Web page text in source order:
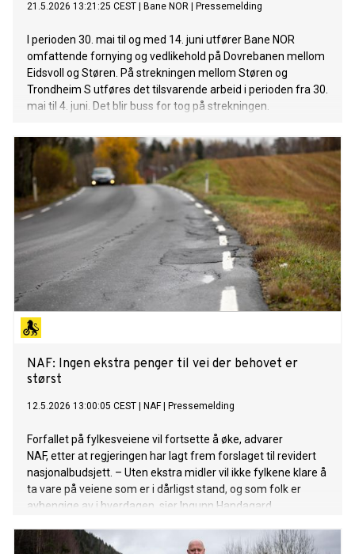
21.5.2026 13:21:25 CEST Bane NOR Pressemelding
I perioden 30. mai til og med 14. juni utfører Bane NOR
omfattende fornying og vedlikehold på Dovrebanen mellom
Eidsvoll og Støren. På strekningen mellom Støren og
Trondheim S utføres det tilsvarende arbeid i perioden fra 30.
mai til 4. juni. Det blir buss for tog på strekningen.
NAF: Ingen ekstra penger til vei der behovet er
størst
12.5.2026 13:00:05 CEST NAF| Pressemelding
Forfallet på fylkesveiene vil fortsette å øke, advarer
NAF, etter at regjeringen har lagt frem forslaget til revidert
nasjonalbudsjett. – Uten ekstra midler vil ikke fylkene klare å
ta vare på veiene som er i dårligst stand, og som folk er
avhengige av i hverdagen, sier Ingunn Handagard,